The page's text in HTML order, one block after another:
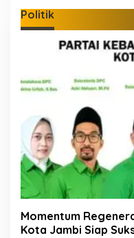
Politik
Momentum
Kota Jambi Siap